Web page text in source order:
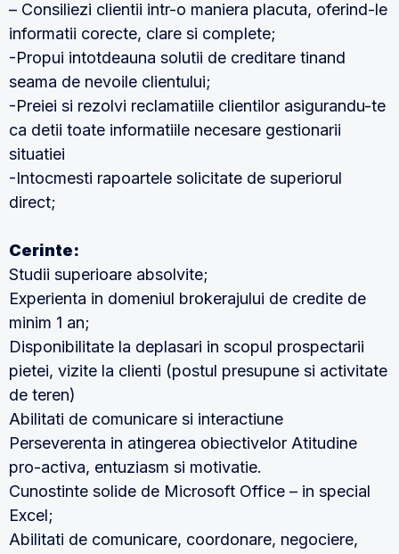
– Consiliezi clientii intr-o maniera placuta, oferind-le
informatii corecte, clare si complete;
-Propui intotdeauna solutii de creditare tinand
seama de nevoile clientului;
-Preiei si rezolvi reclamatiile clientilor asigurandu-te
ca detii toate informatiile necesare gestionarii
situatiei
-Intocmesti rapoartele solicitate de superiorul
direct;
Cerinte:
Studii superioare absolvite;
Experienta in domeniul brokerajului de credite de
minim 1 an;
Disponibilitate la deplasari in scopul prospectarii
pietei, vizite la clienti (postul presupune si activitate
de teren)
Abilitati de comunicare si interactiune
Perseverenta in atingerea obiectivelor Atitudine
pro-activa, entuziasm si motivatie.
Cunostinte solide dе Microsoft Office – in special
Excel;
Abilitati dе comunicare, coordonare, negociere,